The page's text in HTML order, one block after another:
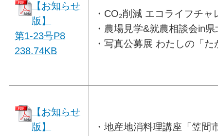
【お知らせ
版】
第1-23号P8
238.74KB
・CO₂削減 エコライフチャ
・農場見学&就農相談会in県
・写真公募展 わたしの「
【お知らせ
版】
・地産地消料理講座「笠間